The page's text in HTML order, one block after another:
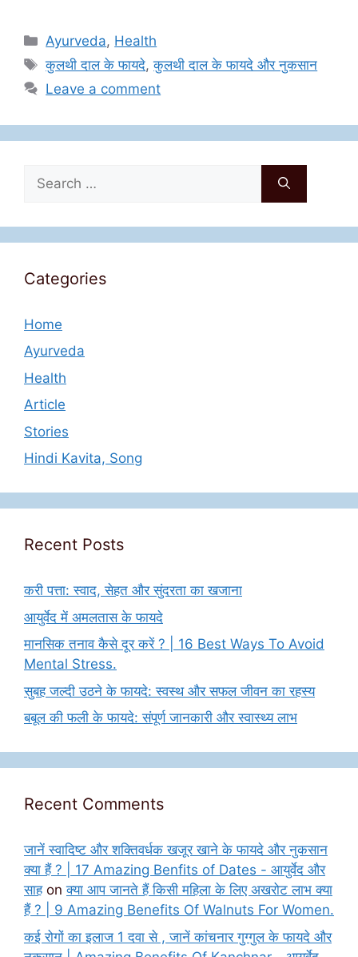
Categories
Ayurveda, Health
Tags
कुलथी दाल के फायदे,कुलथी दाल के फायदे और नुकसान
Leave a comment
for:
Categories
Home
Ayurveda
Health
Article
Stories
Hindi Kavita, Song
Recent Posts
करी पत्ता: स्वाद, सेहत और सुंदरता का खजाना
आयुर्वेद में अमलतास के फायदे
मानसिक तनाव कैसे दूर करें ? | 16 Best Ways To Avoid
Mental Stress.
सुबह जल्दी उठने के फायदे: स्वस्थ और सफल जीवन का रहस्य
बबूल की फली के फायदे: संपूर्ण जानकारी और स्वास्थ्य लाभ
Recent Comments
जानें स्वादिष्ट और शक्तिवर्धक खजूर खाने के फायदे और नुकसान
क्या हैं ? | 17 Amazing Benfits of Dates - आयुर्वेद और
साहonक्या आप जानते हैं किसी महिला के लिए अखरोट लाभ क्या
हैं ? | 9 Amazing Benefits Of Walnuts For Women.
कई रोगों का इलाज 1 दवा से , जानें कांचनार गुग्गुल के फायदे और